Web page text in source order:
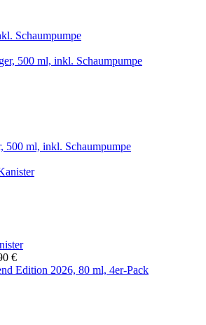
Schaumpumpe
500 ml, inkl. Schaumpumpe
€